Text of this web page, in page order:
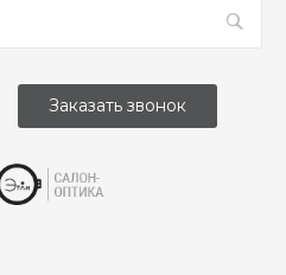
Заказать звонок